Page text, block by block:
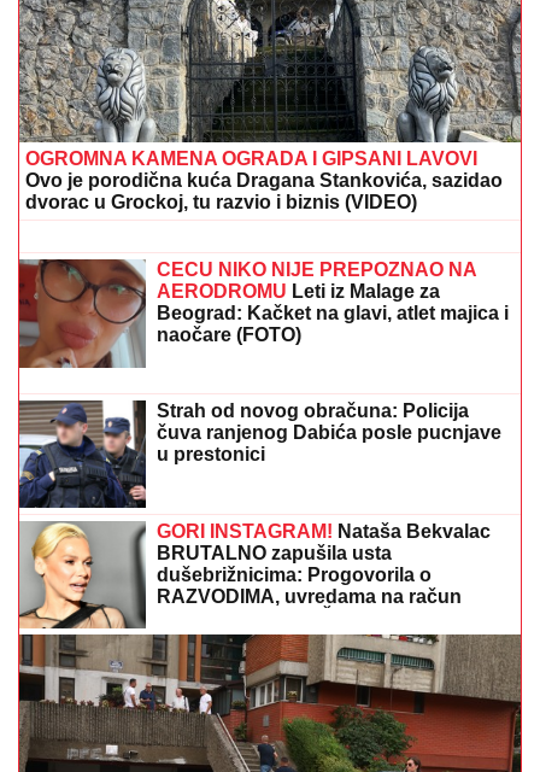
(FOTO) GORI KOMO!Devojka Bake Praseta zapalila
društvene mreže: Milena objavila vrele fotke iz Italije,
bujni dekolte u prvom planu
LUKASOVA NAJMLAĐA ĆERKA
VIKTORIJA JE BAŠ PORASLA!Sa
sestrom Sofijom uživa na moru:
Ponosna mama Sonja pokazala fotke,
puno joj srce
(VIDEO) ŠOK OBRT NAKON BURNOG
BOJANITerza video Barbaru! Dva
puta pričali, a onda ga pozvala:
"Upisaću se kao otac"
MOLOTOVLJEV KOKTEL BAČEN NA POZNATI
HOTELDrama na Novom Beogradu: Buknula velika
vatra, radnik sprečio katastrofu
JANJUŠ SA ĆERKOM NA ADI BOJANI
Provodio se na plaži sa Milicom
Veličković, pa pokazao ŠTA RADE
KRUNA I ON: U prvom planu tetovaža
koju je posvetio naslednici (FOTO)